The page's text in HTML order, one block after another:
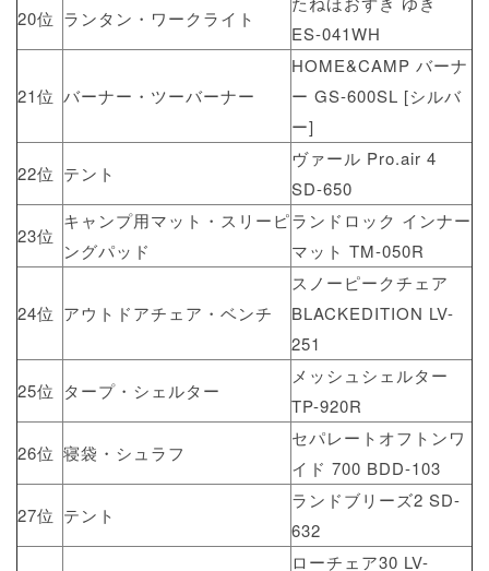
20位 ランタン・ワークライト
ES-041WH
21位 バーナー・ツーバーナー
HOME&CAMP バーナ
ー GS-600SL [シルバ
ー]
22位 テント
ヴァール Pro.air 4
SD-650
23位
キャンプ用マット・スリーピ
ングパッド
ランドロック インナー
マット TM-050R
24位 アウトドアチェア・ベンチ
スノーピークチェア
BLACKEDITION LV-
251
25位 タープ・シェルター
メッシュシェルター
TP-920R
26位 寝袋・シュラフ
セパレートオフトンワ
イド 700 BDD-103
27位 テント
ランドブリーズ2 SD-
632
ローチェア30 LV-